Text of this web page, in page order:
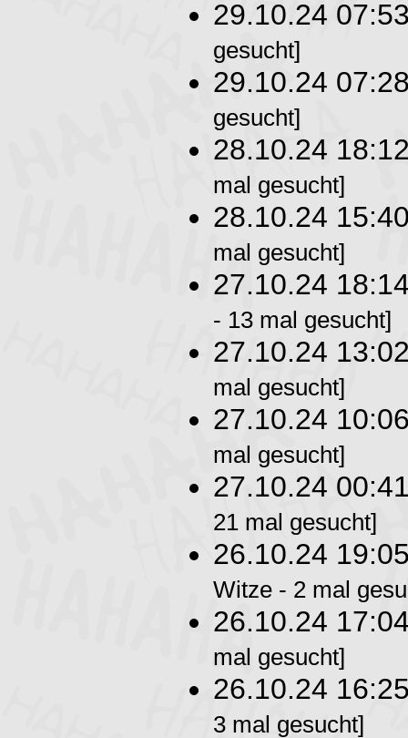
29.10.24
gesucht]
29.10.24
gesucht]
28.10.24
mal gesucht]
28.10.24
mal gesucht]
27.10.24
- 13 mal gesucht]
27.10.24
mal gesucht]
27.10.24
mal gesucht]
27.10.24
21 mal gesucht]
26.10.24
Witze - 2 mal
26.10.24
mal gesucht]
26.10.24
3 mal gesucht]